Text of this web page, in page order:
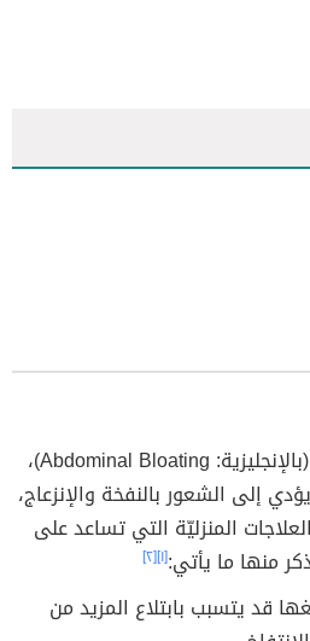
(بالإنجليزية: Abdominal Bloating)،
إلى الشعور بالنفخة والإنزعاج،
المنزليّة التي تساعد على
منها ما يأتي:[١] [٢]
قد يتسبب بابتلاع المزيد من